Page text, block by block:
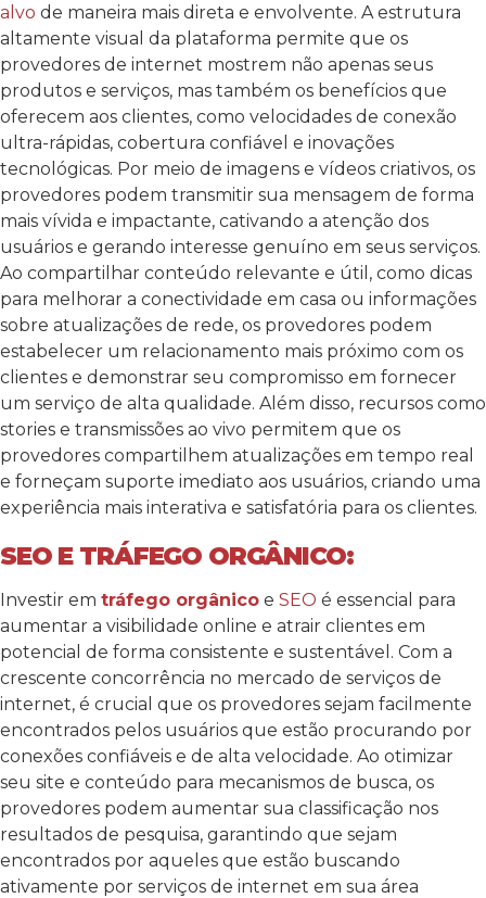
alvo de maneira mais direta e envolvente. A estrutura
altamente visual da plataforma permite que os
provedores de internet mostrem não apenas seus
produtos e serviços, mas também os benefícios que
oferecem aos clientes, como velocidades de conexão
ultra-rápidas, cobertura confiável e inovações
tecnológicas. Por meio de imagens e vídeos criativos, os
provedores podem transmitir sua mensagem de forma
mais vívida e impactante, cativando a atenção dos
usuários e gerando interesse genuíno em seus serviços.
Ao compartilhar conteúdo relevante e útil, como dicas
para melhorar a conectividade em casa ou informações
sobre atualizações de rede, os provedores podem
estabelecer um relacionamento mais próximo com os
clientes e demonstrar seu compromisso em fornecer
um serviço de alta qualidade. Além disso, recursos como
stories e transmissões ao vivo permitem que os
provedores compartilhem atualizações em tempo real
e forneçam suporte imediato aos usuários, criando uma
experiência mais interativa e satisfatória para os clientes.
SEO E TRÁFEGO ORGÂNICO:
Investir em tráfego orgânico e SEO é essencial para
aumentar a visibilidade online e atrair clientes em
potencial de forma consistente e sustentável. Com a
crescente concorrência no mercado de serviços de
internet, é crucial que os provedores sejam facilmente
encontrados pelos usuários que estão procurando por
conexões confiáveis e de alta velocidade. Ao otimizar
seu site e conteúdo para mecanismos de busca, os
provedores podem aumentar sua classificação nos
resultados de pesquisa, garantindo que sejam
encontrados por aqueles que estão buscando
ativamente por serviços de internet em sua área